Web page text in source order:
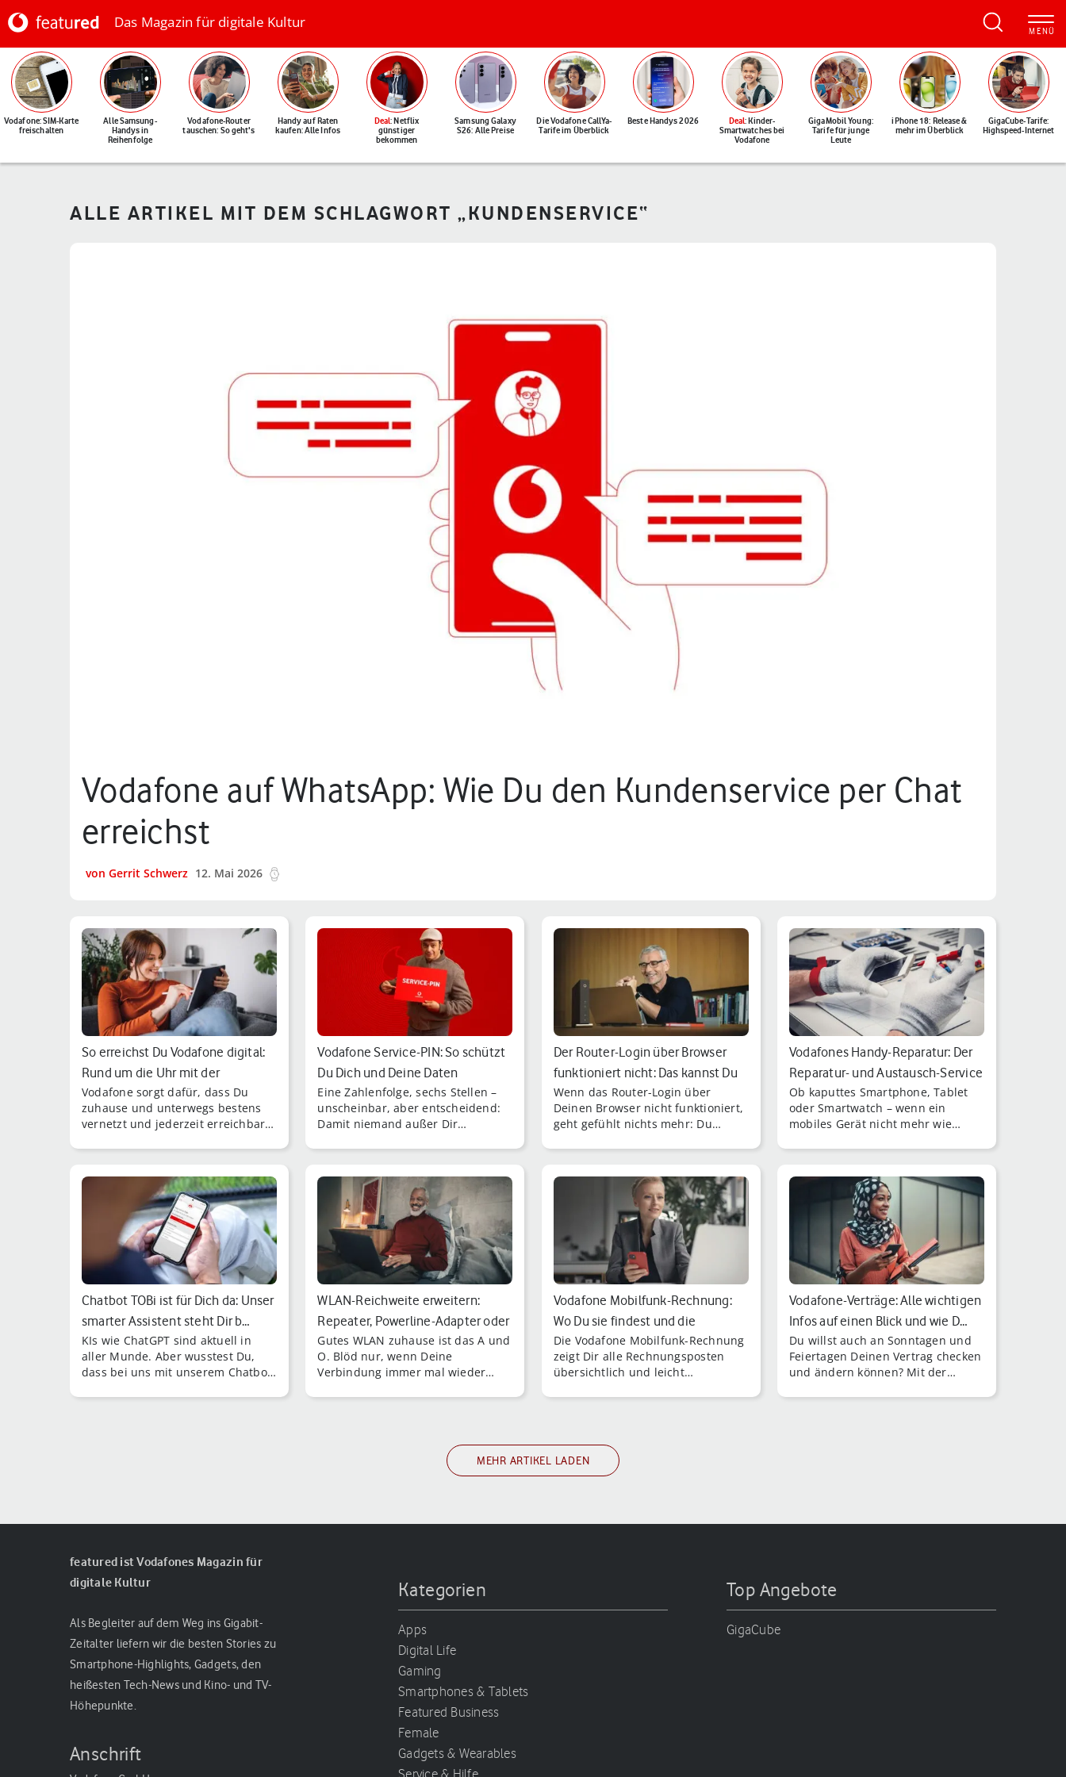
Das Magazin für digitale Kultur
Vodafone: SIM-Karte
freischalten
Alle Samsung-
Handys in
Reihenfolge
Vodafone-Router
tauschen: So geht's
Handy auf Raten
kaufen: Alle Infos
Deal: Netflix
günstiger
bekommen
Samsung Galaxy
S26: Alle Preise
Die Vodafone CallYa-
Tarife im Überblick
Beste Handys 2026 Deal: Kinder-
Smartwatches bei
Vodafone
GigaMobil Young:
Tarife für junge
Leute
iPhone 18: Release &
mehr im Überblick
GigaCube-Tarife:
Highspeed-Internet
ALLE ARTIKEL MIT DEM SCHLAGWORT „KUNDENSERVICE“
Vodafone auf WhatsApp: Wie Du den Kundenservice per Chat
erreichst
von Gerrit Schwerz 12. Mai 2026
So erreichst Du Vodafone digital:
Rund um die Uhr mit der
MeinVod…
Vodafone sorgt dafür, dass Du
zuhause und unterwegs bestens
vernetzt und jederzeit erreichbar
Vodafone Service-PIN: So schützt
Du Dich und Deine Daten
Eine Zahlenfolge, sechs Stellen –
unscheinbar, aber entscheidend:
Damit niemand außer Dir
Der Router-Login über Browser
funktioniert nicht: Das kannst Du
t…
Wenn das Router-Login über
Deinen Browser nicht funktioniert,
geht gefühlt nichts mehr: Du
Vodafones Handy-Reparatur: Der
Reparatur- und Austausch-Service
e…
Ob kaputtes Smartphone, Tablet
oder Smartwatch – wenn ein
mobiles Gerät nicht mehr wie
Chatbot TOBi ist für Dich da: Unser
smarter Assistent steht Dir b…
KIs wie ChatGPT sind aktuell in
aller Munde. Aber wusstest Du,
dass bei uns mit unserem Chatbot
WLAN-Reichweite erweitern:
Repeater, Powerline-Adapter oder
Mesh-…
Gutes WLAN zuhause ist das A und
O. Blöd nur, wenn Deine
Verbindung immer mal wieder
Vodafone Mobilfunk-Rechnung:
Wo Du sie findest und die
wichtigste…
Die Vodafone Mobilfunk-Rechnung
zeigt Dir alle Rechnungsposten
übersichtlich und leicht
Vodafone-Verträge: Alle wichtigen
Infos auf einen Blick und wie D…
Du willst auch an Sonntagen und
Feiertagen Deinen Vertrag checken
und ändern können? Mit der
MEHR ARTIKEL LADEN
featured ist Vodafones Magazin für
digitale Kultur
Als Begleiter auf dem Weg ins Gigabit-
Zeitalter liefern wir die besten Stories zu
Smartphone-Highlights, Gadgets, den
heißesten Tech-News und Kino- und TV-
Höhepunkte.
Anschrift
Kategorien
Apps
Digital Life
Gaming
Smartphones & Tablets
Featured Business
Female
Gadgets & Wearables
Top Angebote
GigaCube